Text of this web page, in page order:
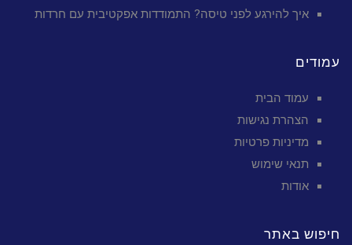
איך להירגע לפני טיסה? התמודדות אפקטיבית עם חרדות
עמודים
עמוד הבית
הצהרת נגישות
מדיניות פרטיות
תנאי שימוש
אודות
חיפוש באתר